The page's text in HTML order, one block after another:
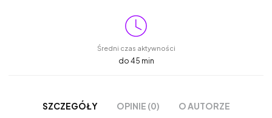
Średni czas aktywności
do 45 min
SZCZEGÓŁY OPINIE (0) O AUTORZE